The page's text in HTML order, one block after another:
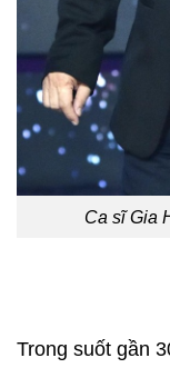
Ca sĩ Gia
Trong suốt gần